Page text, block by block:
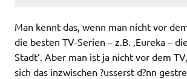
Man kennt das, wenn man nicht vor
die besten TV-Serien – z.B. ‚Eureka –
Stadt‘. Aber man ist ja nicht vor dem
sich das inzwischen ?usserst d?nn